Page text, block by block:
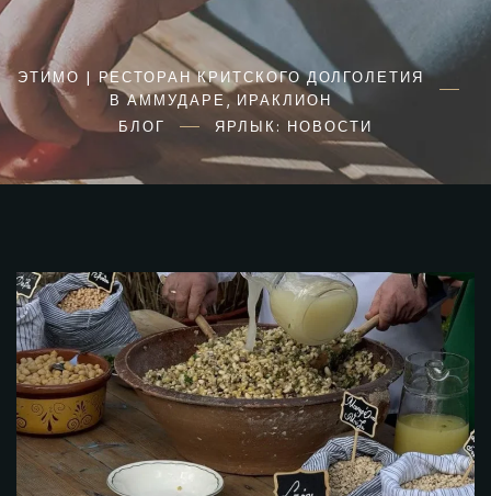
ЭТИМО | РЕСТОРАН КРИТСКОГО ДОЛГОЛЕТИЯ
В АММУДАРЕ, ИРАКЛИОН
БЛОГ
ЯРЛЫК: НОВОСТИ